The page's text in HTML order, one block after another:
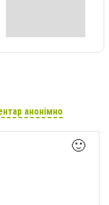
анонімно
🙂